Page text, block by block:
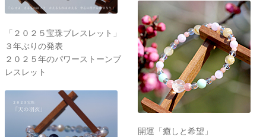
「２０２５宝珠ブレスレット」
３年ぶりの発表
２０２５年のパワーストーンブ
レスレット
開運「癒しと希望」